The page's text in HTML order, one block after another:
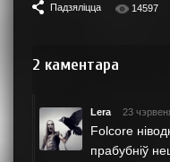
Падзяліцца 14597
2 каментара
Lera 23
Folcore
прабубніў